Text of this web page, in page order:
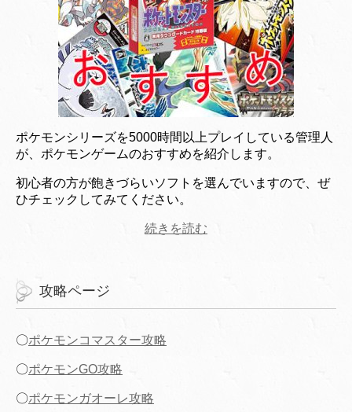
ポケモンシリーズを5000時間以上プレイしている管理人
が、ポケモンゲームのおすすめを紹介します。
初心者の方が飽きづらいソフトを選んでいますので、ぜ
ひチェックしてみてください。
続きを読む
攻略ページ
〇ポケモンコマスター攻略
〇ポケモンGO攻略
〇ポケモンガオーレ攻略